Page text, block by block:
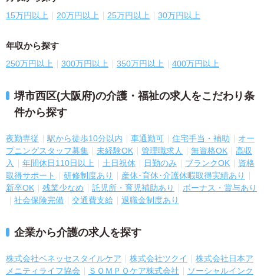
15万円以上 20万円以上 25万円以上 30万円以上
年収から探す
250万円以上 300万円以上 350万円以上 400万円以上
堺市西区(大阪府)の介護・福祉の求人をこだわり条
件から探す
夜勤専従 駅から徒歩10分以内 車通勤可 住宅手当・補助
オー
プニングスタッフ募集
未経験OK 管理職求人 無資格OK
高収
入
年間休日110日以上 土日祝休 日勤のみ ブランクOK
資格
取得サポート
研修制度あり
産休･育休･介護休暇取得実績あり
新卒OK
残業少なめ 託児所・育児補助あり
ボーナス・賞与あり
社会保険完備
交通費支給 退職金制度あり
企業から介護の求人を探す
株式会社ベネッセスタイルケア 株式会社ツクイ
株式会社日本ア
メニティライフ協会
ＳＯＭＰＯケア株式会社
ソーシャルインク